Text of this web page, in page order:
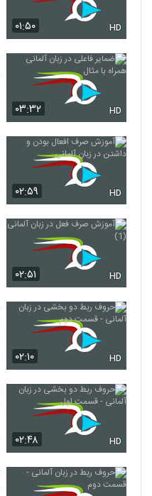
۰۱:۵۰ HD
۰۳:۳۲ HD
۰۲:۵۹ HD
۰۲:۵۱ HD
۰۲:۱۰ HD
۰۲:۴۸ HD